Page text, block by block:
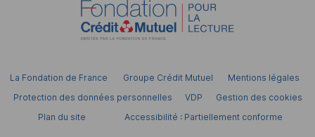
La Fondation de France Groupe Crédit Mutuel
Mentions légales
Protection des données personnelles
VDP
Gestion des cookies
Plan du site
Accessibilité : Partiellement conforme